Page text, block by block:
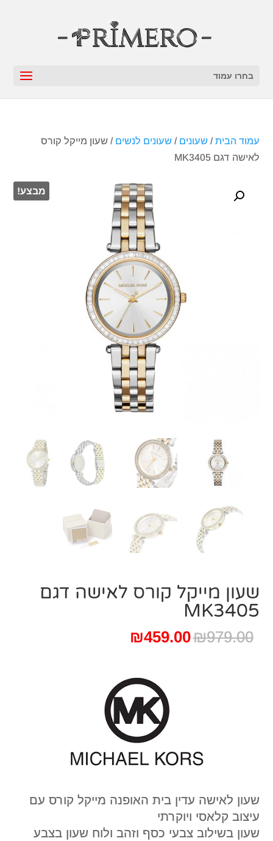
בחרו עמוד
עמוד הבית/שעונים /שעונים לנשים / שעון מייקל קורס
‏לאישה דגם MK3405
מבצע!
שעון מייקל קורס ‏לאישה דגם
MK3405
₪979.00
המחיר
₪979.00.
₪459.00
₪459.00.
שעון לאישה עדין בית האופנה מייקל קורס עם
עיצוב קלאסי ויוקרתי
שעון בשילוב צבעי כסף וזהב ולוח שעון בצבע